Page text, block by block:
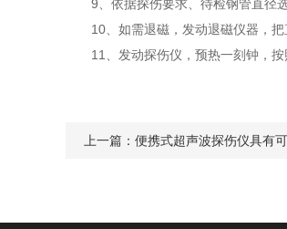
9、依据探伤要求、待检钢管直径选
10、如需退磁，发动退磁仪器，把
11、发动探伤仪，预热一刻钟，按
上一篇： 便携式超声波探伤仪具有